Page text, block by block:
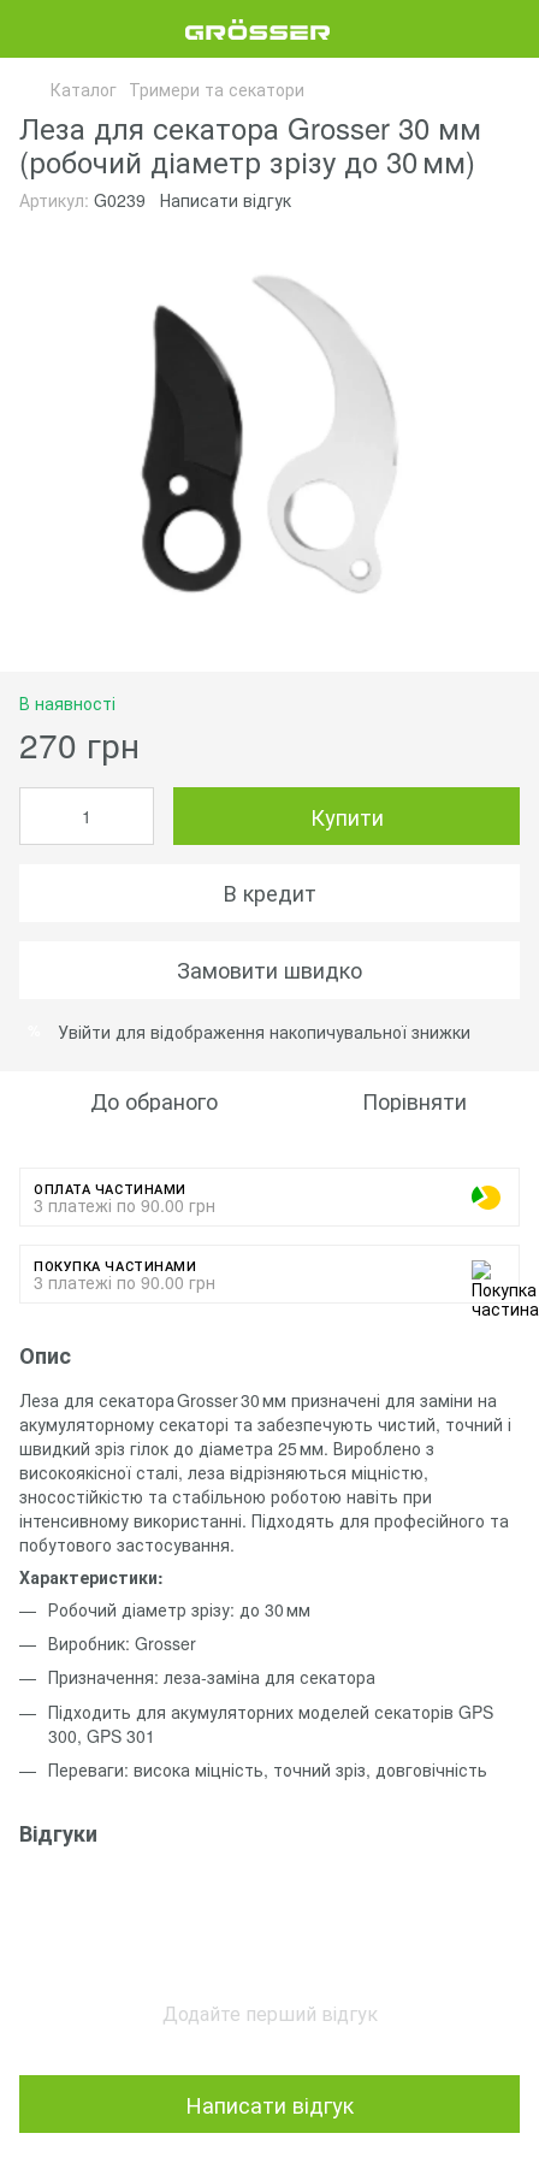
Каталог Тримери та секатори
Леза для секатора Grosser 30 мм
(робочий діаметр зрізу до 30 мм)
Артикул: G0239 Написати відгук
В наявності
270 грн
Купити
В кредит
Замовити швидко
Увійти для відображення накопичувальної знижки
До обраного Порівняти
ОПЛАТА ЧАСТИНАМИ
3 платежі по 90.00 грн
ПОКУПКА ЧАСТИНАМИ
3 платежі по 90.00 грн
Опис
Леза для секатора Grosser 30 мм призначені для заміни на
акумуляторному секаторі та забезпечують чистий, точний і
швидкий зріз гілок до діаметра 25 мм. Вироблено з
високоякісної сталі, леза відрізняються міцністю,
зносостійкістю та стабільною роботою навіть при
інтенсивному використанні. Підходять для професійного та
побутового застосування.
Характеристики:
Робочий діаметр зрізу: до 30 мм
Виробник: Grosser
Призначення: леза‑заміна для секатора
Підходить для акумуляторних моделей секаторів GPS
300, GPS 301
Переваги: висока міцність, точний зріз, довговічність
Відгуки
Додайте перший відгук
Написати відгук